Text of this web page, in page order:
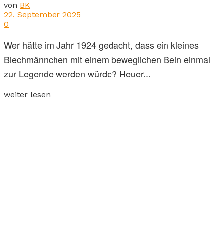
von BK
22. September 2025
0
Wer hätte im Jahr 1924 gedacht, dass ein kleines
Blechmännchen mit einem beweglichen Bein einmal
zur Legende werden würde? Heuer...
weiter lesen